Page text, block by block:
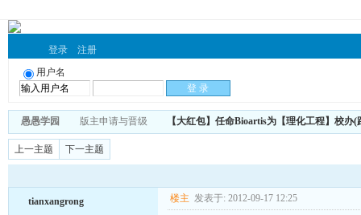
登录 注册
用户名
愚愚学园 版主申请与晋级 【大红包】任命Bioartis为【理化工程】校
上一主题 下一主题
tianxangrong
楼主 发表于: 2012-09-17 12:25